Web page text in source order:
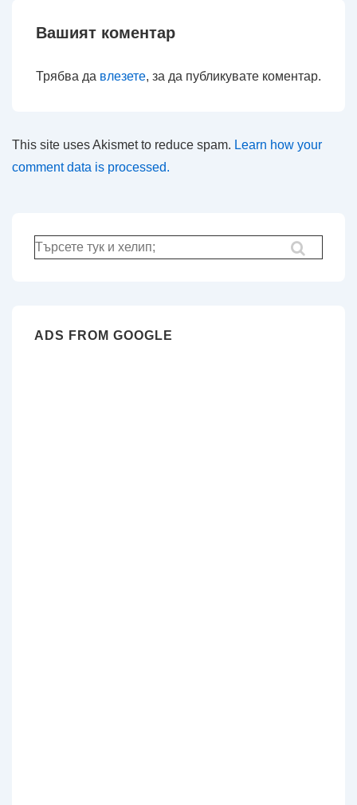
Вашият коментар
Трябва да влезете, за да публикувате коментар.
This site uses Akismet to reduce spam. Learn how your
comment data is processed.
Търсене
за:
ADS FROM GOOGLE